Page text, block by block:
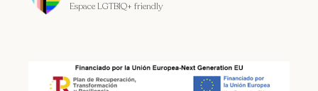
Espace LGTBIQ+ friendly